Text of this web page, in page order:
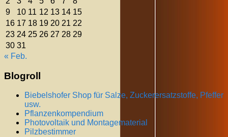
9
10 11 12 13 14 15
16 17 18 19 20 21 22
23 24 25 26 27 28 29
30 31
« Feb.
Blogroll
Biebelshofer Shop für Salze, Zuckerersatzstoffe, Pfeffer
usw.
Pflanzenkompendium
Photovoltaik und Montagematerial
Pilzbestimmer